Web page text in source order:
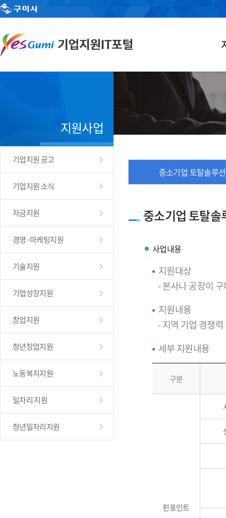
지원사업
기업지원 공고
기업지원 소식
자금지원
경영·마케팅지원
기술지원
기업성장지원
창업지원
청년창업지원
노동복지지원
일자리 지원
청년일자리지원
중소기업 토탈솔루
중소기업 토탈솔
사업내용
지원대상
- 본사나 공장이
지원내용
- 지역 기업 경쟁
세부 지원내용
구분
핀포인트